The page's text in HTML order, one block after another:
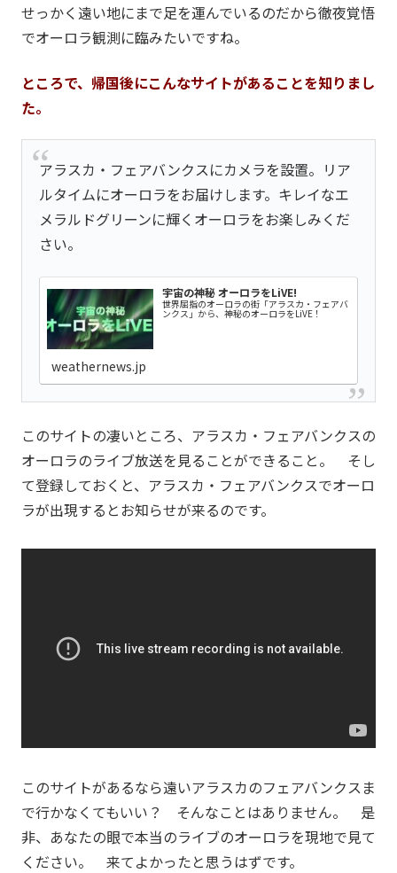
せっかく遠い地にまで足を運んでいるのだから徹夜覚悟
でオーロラ観測に臨みたいですね。
ところで、帰国後にこんなサイトがあることを知りまし
た。
アラスカ・フェアバンクスにカメラを設置。リア
ルタイムにオーロラをお届けします。キレイなエ
メラルドグリーンに輝くオーロラをお楽しみくだ
さい。
宇宙の神秘 オーロラをLiVE!
世界屈指のオーロラの街「アラスカ・フェアバ
ンクス」から、神秘のオーロラをLiVE！
weathernews.jp
このサイトの凄いところ、アラスカ・フェアバンクスの
オーロラのライブ放送を見ることができること。 そし
て登録しておくと、アラスカ・フェアバンクスでオーロ
ラが出現するとお知らせが来るのです。
このサイトがあるなら遠いアラスカのフェアバンクスま
で行かなくてもいい？ そんなことはありません。 是
非、あなたの眼で本当のライブのオーロラを現地で見て
ください。 来てよかったと思うはずです。